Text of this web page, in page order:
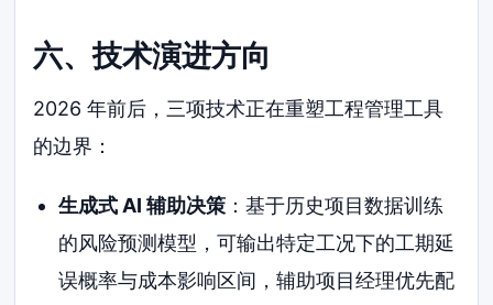
六、技术演进方向
2026 年前后，三项技术正在重塑工程管理工具
的边界：
生成式 AI 辅助决策：基于历史项目数据训练
的风险预测模型，可输出特定工况下的工期延
误概率与成本影响区间，辅助项目经理优先配